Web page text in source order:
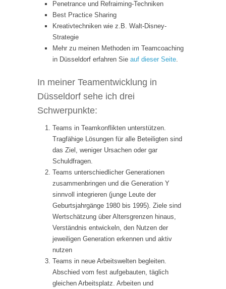
Penetrance und Refraiming-Techniken
Best Practice Sharing
Kreativtechniken wie z.B. Walt-Disney-
Strategie
Mehr zu meinen Methoden im Teamcoaching
in Düsseldorf erfahren Sie auf dieser Seite.
In meiner Teamentwicklung in
Düsseldorf sehe ich drei
Schwerpunkte:
Teams in Teamkonflikten unterstützen.
Tragfähige Lösungen für alle Beteiligten sind
das Ziel, weniger Ursachen oder gar
Schuldfragen.
Teams unterschiedlicher Generationen
zusammenbringen und die Generation Y
sinnvoll integrieren (junge Leute der
Geburtsjahrgänge 1980 bis 1995). Ziele sind
Wertschätzung über Altersgrenzen hinaus,
Verständnis entwickeln, den Nutzen der
jeweiligen Generation erkennen und aktiv
nutzen
Teams in neue Arbeitswelten begleiten.
Abschied vom fest aufgebauten, täglich
gleichen Arbeitsplatz. Arbeiten und